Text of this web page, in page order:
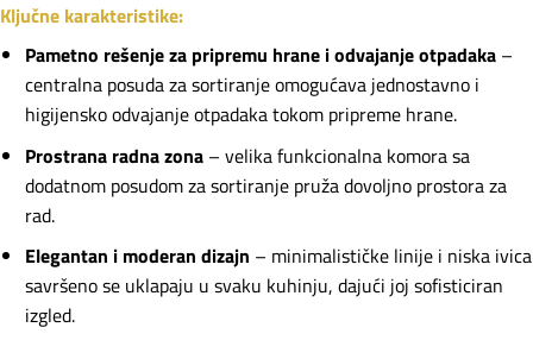
Ključne karakteristike:
Pametno rešenje za pripremu hrane i odvajanje otpadaka–
centralna posuda za sortiranje omogućava jednostavno i
higijensko odvajanje otpadaka tokom pripreme hrane.
Prostrana radna zona– velika funkcionalna komora sa
dodatnom posudom za sortiranje pruža dovoljno prostora za
rad.
Elegantan i moderan dizajn – minimalističke linije i niska ivica
savršeno se uklapaju u svaku kuhinju, dajući joj sofisticiran
izgled.